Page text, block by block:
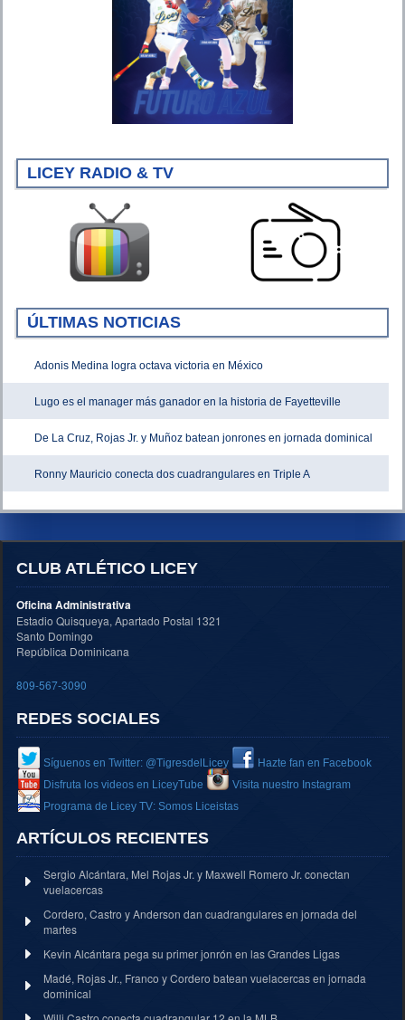
LICEY RADIO & TV
ÚLTIMAS NOTICIAS
Adonis Medina logra octava victoria en México
Lugo es el manager más ganador en la historia de Fayetteville
De La Cruz, Rojas Jr. y Muñoz batean jonrones en jornada dominical
Ronny Mauricio conecta dos cuadrangulares en Triple A
CLUB ATLÉTICO LICEY
Oficina Administrativa
Estadio Quisqueya, Apartado Postal 1321
Santo Domingo
República Dominicana
809-567-3090
REDES SOCIALES
Síguenos en Twitter: @TigresdelLicey
Hazte fan en Facebook
Disfruta los videos en LiceyTube
Visita nuestro Instagram
Programa de Licey TV: Somos Liceistas
ARTÍCULOS RECIENTES
Sergio Alcántara, Mel Rojas Jr. y Maxwell Romero Jr. conectan
vuelacercas
Cordero, Castro y Anderson dan cuadrangulares en jornada del
martes
Kevin Alcántara pega su primer jonrón en las Grandes Ligas
Madé, Rojas Jr., Franco y Cordero batean vuelacercas en jornada
dominical